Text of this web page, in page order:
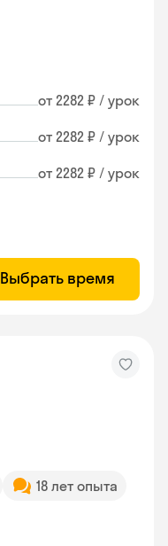
от 2282 ₽ / урок
от 2282 ₽ / урок
от 2282 ₽ / урок
Выбрать время
18 лет опыта